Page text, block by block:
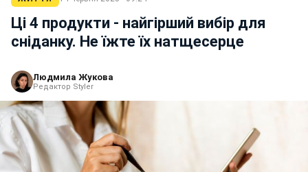
Ці 4 продукти - найгірший вибір для
сніданку. Не їжте їх натщесерце
Людмила Жукова
Редактор Styler